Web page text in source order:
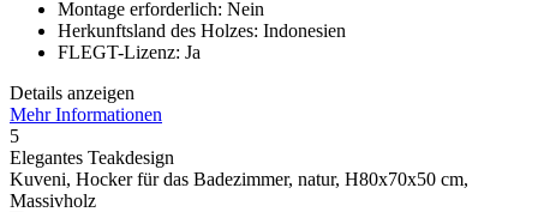
Montage erforderlich: Nein
Herkunftsland des Holzes: Indonesien
FLEGT-Lizenz: Ja
Details anzeigen
Mehr Informationen
5
Elegantes Teakdesign
Kuveni, Hocker für das Badezimmer, natur, H80x70x50 cm,
Massivholz